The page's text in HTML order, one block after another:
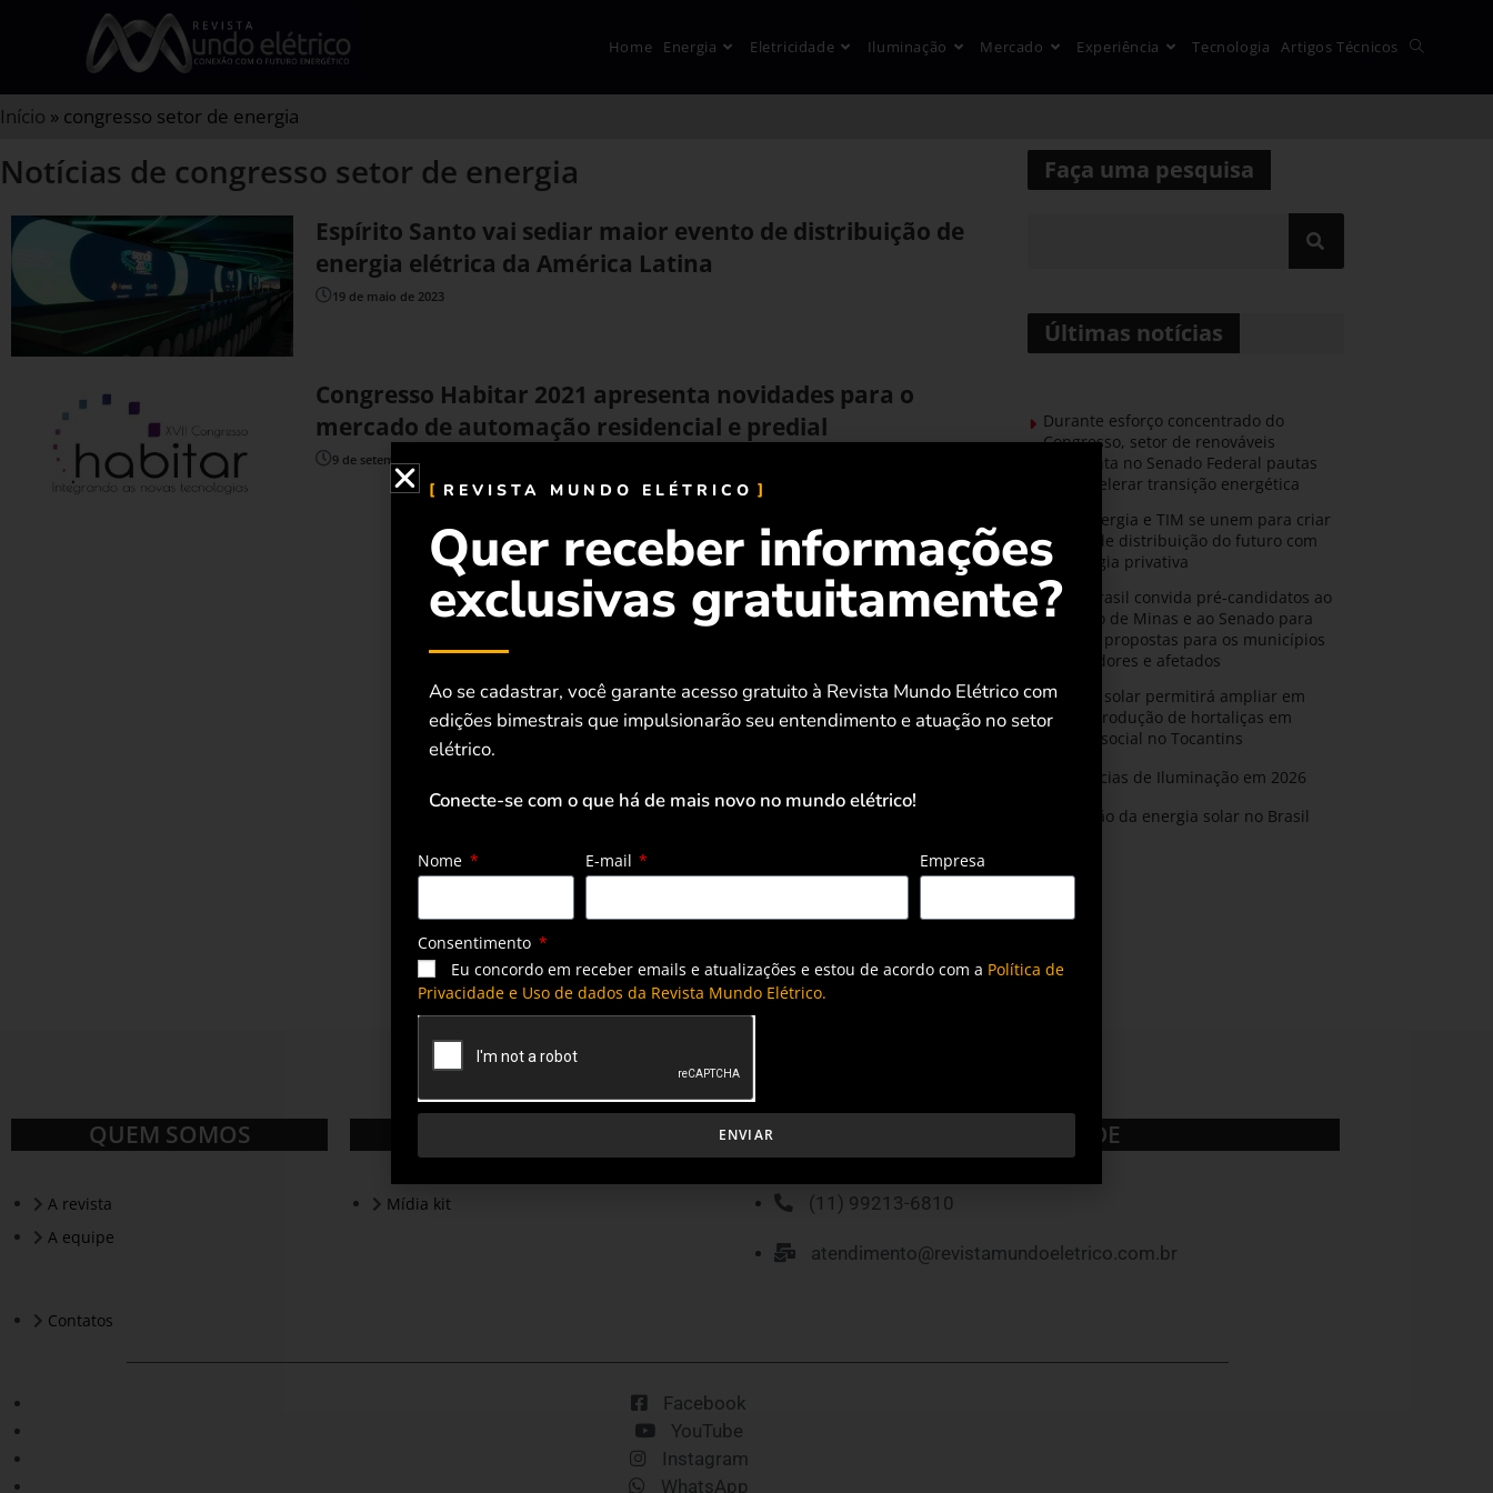
Home Energia Eletricidade Iluminação Mercado Experiência Tecnologia Artigos Técnicos
Início » congresso setor de energia
Notícias de congresso setor de energia
Espírito Santo vai sediar maior evento de distribuição de
energia elétrica da América Latina
19 de maio de 2023
Congresso Habitar 2021 apresenta novidades para o
mercado de automação residencial e predial
9 de setembro de 2021
Faça uma pesquisa
Últimas notícias
Durante esforço concentrado do
Congresso, setor de renováveis
apresenta no Senado Federal pautas
para acelerar transição energética
CPFL Energia e TIM se unem para criar
a rede de distribuição do futuro com
tecnologia privativa
AMIG Brasil convida pré-candidatos ao
Governo de Minas e ao Senado para
discutir propostas para os municípios
mineradores e afetados
Energia solar permitirá ampliar em
25% a produção de hortaliças em
projeto social no Tocantins
Tendências de Iluminação em 2026
Expansão da energia solar no Brasil
QUEM SOMOS
A revista
A equipe
Contatos
Mídia kit
PUBLICIDADE
(11) 99213-6810
atendimento@revistamundoeletrico.com.br
Facebook
YouTube
Instagram
WhatsApp
REVISTA MUNDO ELÉTRICO
Quer receber informações
exclusivas gratuitamente?
Ao se cadastrar, você garante acesso gratuito à Revista Mundo Elétrico com
edições bimestrais que impulsionarão seu entendimento e atuação no setor
elétrico.
Conecte-se com o que há de mais novo no mundo elétrico!
Nome E-mail Empresa
Consentimento
Eu concordo em receber emails e atualizações e estou de acordo com a Política de
Privacidade e Uso de dados da Revista Mundo Elétrico.
ENVIAR